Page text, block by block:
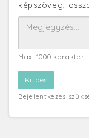
képszöveg,
Max. 1000 karakter
Bejelentkezés